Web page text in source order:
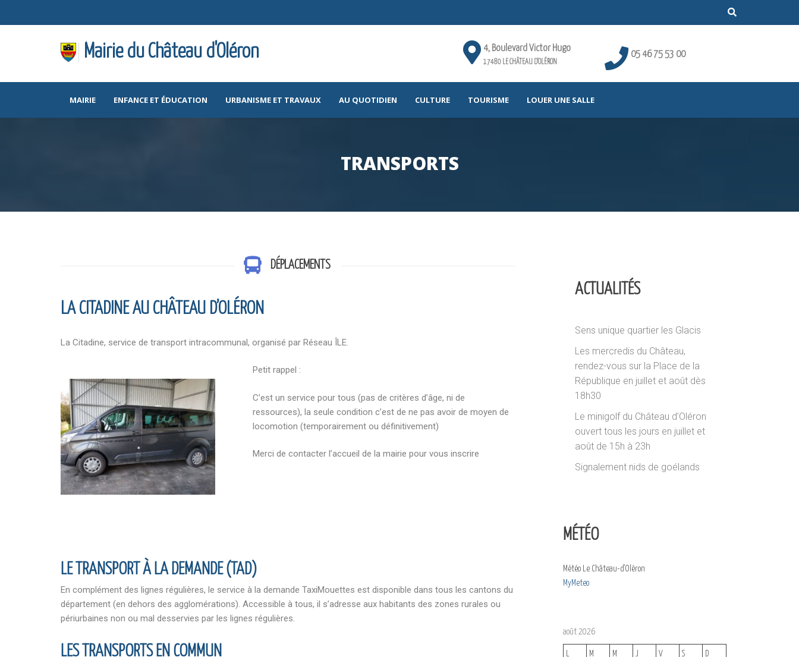
Mairie du Château d'Oléron 4, Boulevard Victor Hugo
17480 LE CHÂTEAU D'OLÉRON
05 46 75 53 00
MAIRIE ENFANCE ET ÉDUCATION URBANISME ET TRAVAUX AU QUOTIDIEN CULTURE TOURISME LOUER UNE SALLE
TRANSPORTS
DÉPLACEMENTS
LA CITADINE AU CHÂTEAU D’OLÉRON
La Citadine, service de transport intracommunal, organisé par Réseau ÎLE.
Petit rappel :
C’est un service pour tous (pas de critères d’âge, ni de
ressources), la seule condition c’est de ne pas avoir de moyen de
locomotion (temporairement ou définitivement)
Merci de contacter l’accueil de la mairie pour vous inscrire
LE TRANSPORT À LA DEMANDE (TAD)
En complément des lignes régulières, le service à la demande TaxiMouettes est disponible dans tous les cantons du
département (en dehors des agglomérations). Accessible à tous, il s’adresse aux habitants des zones rurales ou
périurbaines non ou mal desservies par les lignes régulières.
LES TRANSPORTS EN COMMUN
ACTUALITÉS
Sens unique quartier les Glacis
Les mercredis du Château,
rendez-vous sur la Place de la
République en juillet et août dès
18h30
Le minigolf du Château d’Oléron
ouvert tous les jours en juillet et
août de 15h à 23h
Signalement nids de goélands
MÉTÉO
Météo Le Château-d'Oléron
MyMeteo
août 2026
M M J V S D